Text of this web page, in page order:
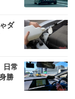
ダ
日常
勝